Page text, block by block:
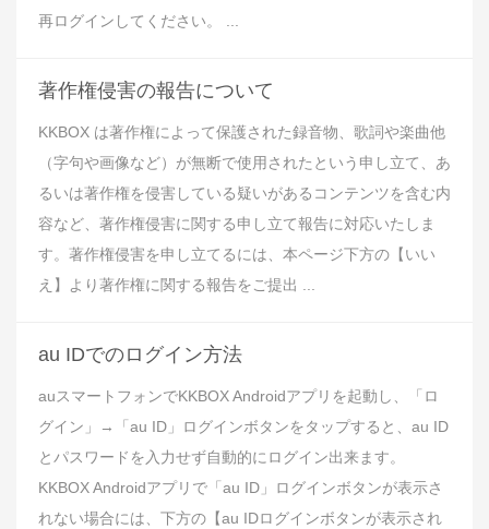
再ログインしてください。 ...
著作権侵害の報告について
KKBOX は著作権によって保護された録音物、歌詞や楽曲他
（字句や画像など）が無断で使用されたという申し立て、あ
るいは著作権を侵害している疑いがあるコンテンツを含む内
容など、著作権侵害に関する申し立て報告に対応いたしま
す。著作権侵害を申し立てるには、本ページ下方の【いい
え】より著作権に関する報告をご提出 ...
au IDでのログイン方法
auスマートフォンでKKBOX Androidアプリを起動し、「ロ
グイン」→「au ID」ログインボタンをタップすると、au ID
とパスワードを入力せず自動的にログイン出来ます。
KKBOX Androidアプリで「au ID」ログインボタンが表示さ
れない場合には、下方の【au IDログインボタンが表示され